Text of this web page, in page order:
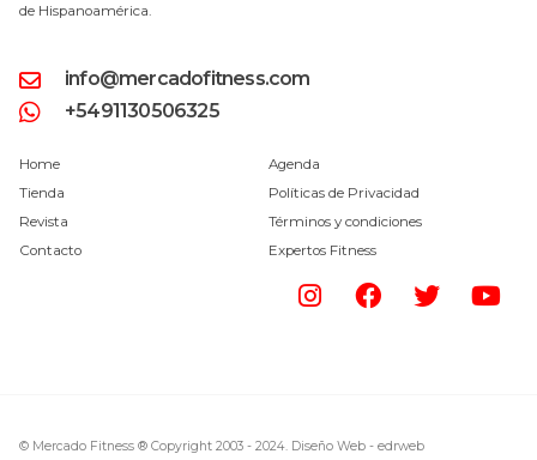
de Hispanoamérica.
info@mercadofitness.com
+5491130506325
Home
Tienda
Revista
Contacto
Agenda
Políticas de Privacidad
Términos y condiciones
Expertos Fitness
© Mercado Fitness ® Copyright 2003 - 2024. Diseño Web - edrweb